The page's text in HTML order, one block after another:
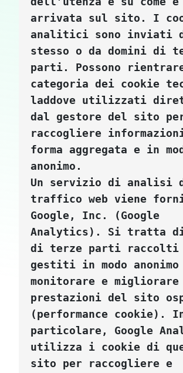
arrivata sul sito. I
analitici sono inviati
stesso o da domini di
parti. Possono
categoria dei cookie
laddove utilizzati
dal gestore del sito
raccogliere
forma aggregata e in
anonimo.
Un servizio di analisi
traffico web viene
Google, Inc. (Google
Analytics). Si tratta di
di terze parti raccolti
gestiti in modo anonimo
monitorare e
prestazioni del sito
(performance cookie).
particolare, Google
utilizza i cookie di
sito per raccogliere e